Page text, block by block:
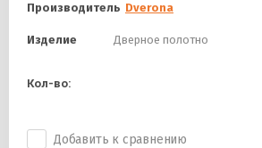
Производитель Dverona
Изделие Дверное полотно
Кол-во:
Добавить к сравнению